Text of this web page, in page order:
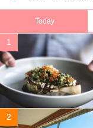
Today